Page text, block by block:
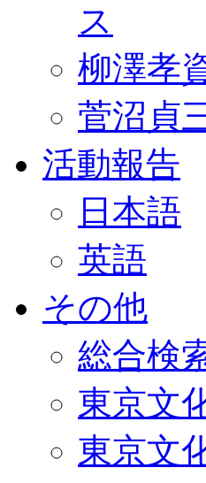
ス
柳澤孝
菅沼貞
活動報告
日本語
英語
その他
総合検
東京文
東京文